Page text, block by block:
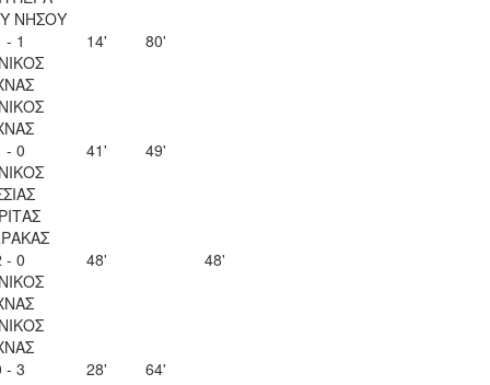
ΝΗΣΟΥ
- 1
14' 80'
- 0
41' 49'
- 0
48' 48'
- 3
28' 64'